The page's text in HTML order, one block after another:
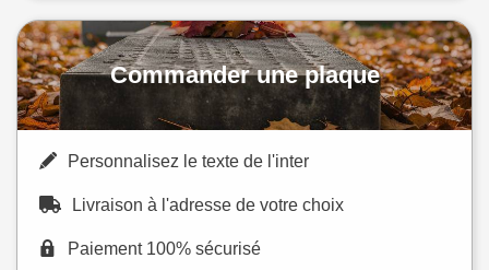
Commander une plaque
Personnalisez le texte de l'inter
Livraison à l'adresse de votre choix
Paiement 100% sécurisé